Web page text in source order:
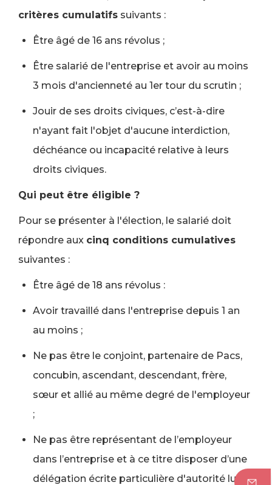
critères cumulatifs suivants :
Être âgé de 16 ans révolus ;
Être salarié de l'entreprise et avoir au moins
3 mois d'ancienneté au 1er tour du scrutin ;
Jouir de ses droits civiques, c’est-à-dire
n'ayant fait l'objet d'aucune interdiction,
déchéance ou incapacité relative à leurs
droits civiques.
Qui peut être éligible ?
Pour se présenter à l'élection, le salarié doit
répondre aux cinq conditions cumulatives
suivantes :
Être âgé de 18 ans révolus :
Avoir travaillé dans l'entreprise depuis 1 an
au moins ;
Ne pas être le conjoint, partenaire de Pacs,
concubin, ascendant, descendant, frère,
sœur et allié au même degré de l'employeur
;
Ne pas être représentant de l’employeur
dans l’entreprise et à ce titre disposer d’une
délégation écrite particulière d'autorité lui